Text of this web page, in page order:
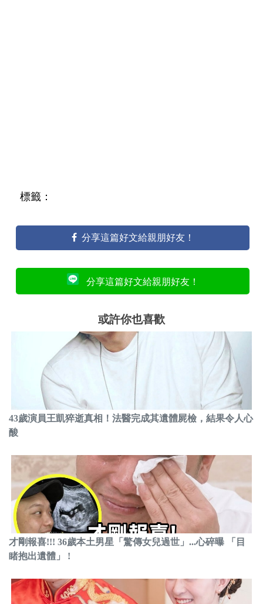
標籤：
分享這篇好文給親朋好友！
分享這篇好文給親朋好友！
或許你也喜歡
43歲演員王凱猝逝真相！法醫完成其遺體屍檢，結果令人心
酸
才剛報喜!!! 36歲本土男星「驚傳女兒過世」...心碎曝 「目
睹抱出遺體」 !